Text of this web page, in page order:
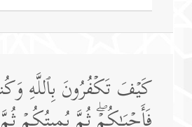
كَیۡفَ تَكۡفُرُونَ بِٱللَّهِ